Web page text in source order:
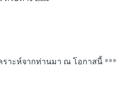
าะห์จากท่านมา ณ โอกาสนี้ ***